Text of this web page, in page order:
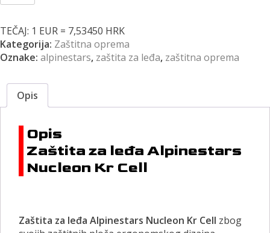
Alpinestars
Nucleon
Kr
TEČAJ: 1 EUR = 7,53450 HRK
Kategorija: Zaštitna oprema
Oznake: alpinestars, zaštita za leđa, zaštitna oprema
Opis
Opis
Zaštita za leđa Alpinestars
Nucleon Kr Cell
Zaštita za leđa Alpinestars Nucleon Kr Cell zbog